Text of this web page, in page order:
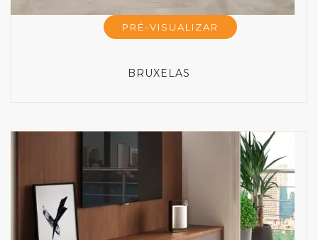
PRÉ-VISUALIZAR
BRUXELAS